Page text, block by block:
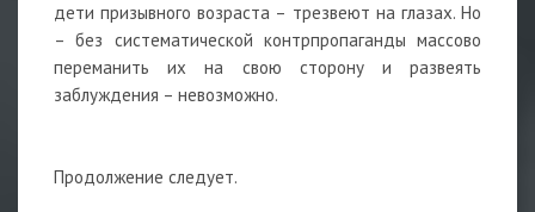
дети призывного возраста – трезвеют на глазах. Но
– без систематической контрпропаганды массово
переманить их на свою сторону и развеять
заблуждения – невозможно.
Продолжение следует.